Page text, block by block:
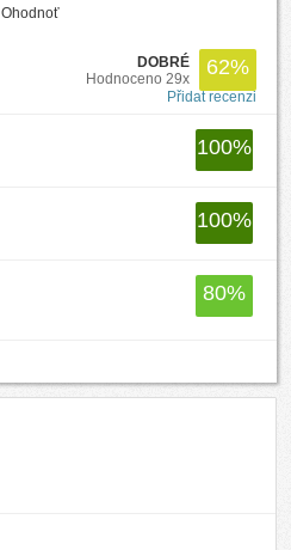
Ohodnoť
62%
DOBRÉ
Hodnoceno 29x
Přidat recenzi
100%
100%
80%